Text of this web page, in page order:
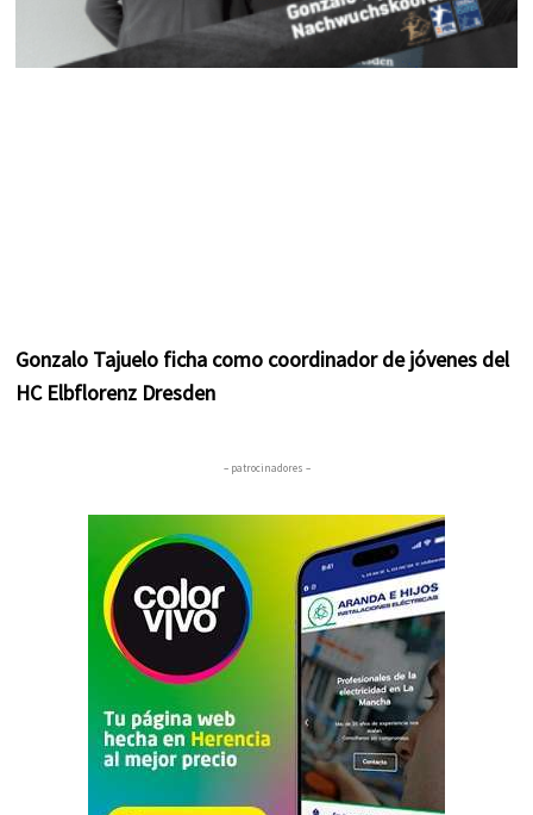
Gonzalo Tajuelo ficha como coordinador de jóvenes del
HC Elbflorenz Dresden
– patrocinadores –